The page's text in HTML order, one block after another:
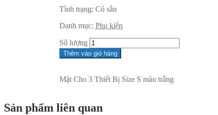
Tình trạng: Có sẵn
Danh mục: Phụ kiện
Sô lượng
Thêm vào giỏ hàng
Mặt Cho 3 Thiết Bị Size S màu trắng
Sản phẩm liên quan